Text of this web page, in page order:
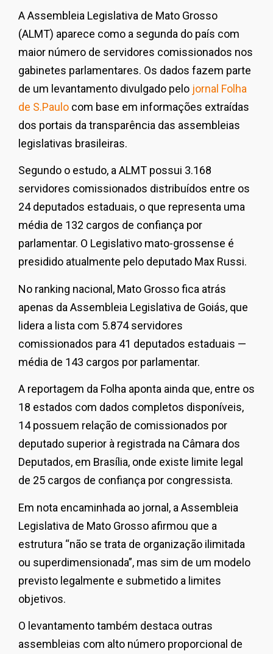
A Assembleia Legislativa de Mato Grosso
(ALMT) aparece como a segunda do país com
maior número de servidores comissionados nos
gabinetes parlamentares. Os dados fazem parte
de um levantamento divulgado pelo jornal Folha
de S.Paulo com base em informações extraídas
dos portais da transparência das assembleias
legislativas brasileiras.
Segundo o estudo, a ALMT possui 3.168
servidores comissionados distribuídos entre os
24 deputados estaduais, o que representa uma
média de 132 cargos de confiança por
parlamentar. O Legislativo mato-grossense é
presidido atualmente pelo deputado Max Russi.
No ranking nacional, Mato Grosso fica atrás
apenas da Assembleia Legislativa de Goiás, que
lidera a lista com 5.874 servidores
comissionados para 41 deputados estaduais —
média de 143 cargos por parlamentar.
A reportagem da Folha aponta ainda que, entre os
18 estados com dados completos disponíveis,
14 possuem relação de comissionados por
deputado superior à registrada na Câmara dos
Deputados, em Brasília, onde existe limite legal
de 25 cargos de confiança por congressista.
Em nota encaminhada ao jornal, a Assembleia
Legislativa de Mato Grosso afirmou que a
estrutura “não se trata de organização ilimitada
ou superdimensionada”, mas sim de um modelo
previsto legalmente e submetido a limites
objetivos.
O levantamento também destaca outras
assembleias com alto número proporcional de